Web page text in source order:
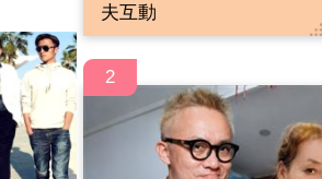
夫互動
2